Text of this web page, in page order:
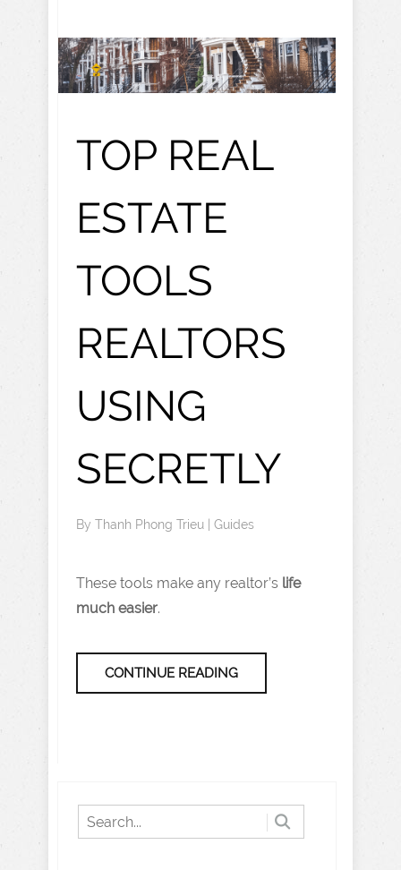
TOP REAL
ESTATE
TOOLS
REALTORS
USING
SECRETLY
By Thanh Phong Trieu Guides
These tools make any realtor’s life
much easier.
CONTINUE READING